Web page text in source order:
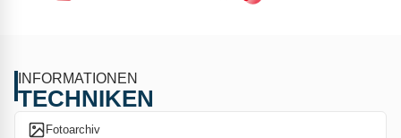
INFORMATIONEN
TECHNIKEN
Fotoarchiv